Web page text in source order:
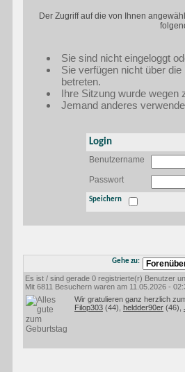
Der Zugriff auf die von Ihnen
Sie sind nicht eingeloggt
Sie verfügen nicht über
betreten.
Ihre Sitzung wurde wegen
Jemand anderes
Login
Benutzername
Passwort
Speichern
Gehe zu:
Es ist / sind gerade 0 registrierte(r) Benutzer
Mit 6811 Besuchern waren am 11.05.2026 -
Wir gratulieren ganz herzlich
Filop303 (44), heldder90er (46),